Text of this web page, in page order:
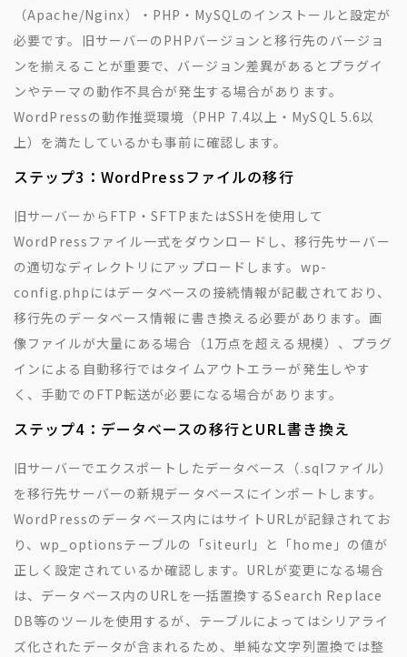
（Apache/Nginx）・PHP・MySQLのインストールと設定が
必要です。旧サーバーのPHPバージョンと移行先のバージョ
ンを揃えることが重要で、バージョン差異があるとプラグイ
ンやテーマの動作不具合が発生する場合があります。
WordPressの動作推奨環境（PHP 7.4以上・MySQL 5.6以
上）を満たしているかも事前に確認します。
ステップ3：WordPressファイルの移行
旧サーバーからFTP・SFTPまたはSSHを使用して
WordPressファイル一式をダウンロードし、移行先サーバー
の適切なディレクトリにアップロードします。wp-
config.phpにはデータベースの接続情報が記載されており、
移行先のデータベース情報に書き換える必要があります。画
像ファイルが大量にある場合（1万点を超える規模）、プラグ
インによる自動移行ではタイムアウトエラーが発生しやす
く、手動でのFTP転送が必要になる場合があります。
ステップ4：データベースの移行とURL書き換え
旧サーバーでエクスポートしたデータベース（.sqlファイル）
を移行先サーバーの新規データベースにインポートします。
WordPressのデータベース内にはサイトURLが記録されてお
り、wp_optionsテーブルの「siteurl」と「home」の値が
正しく設定されているか確認します。URLが変更になる場合
は、データベース内のURLを一括置換するSearch Replace
DB等のツールを使用するが、テーブルによってはシリアライ
ズ化されたデータが含まれるため、単純な文字列置換では整